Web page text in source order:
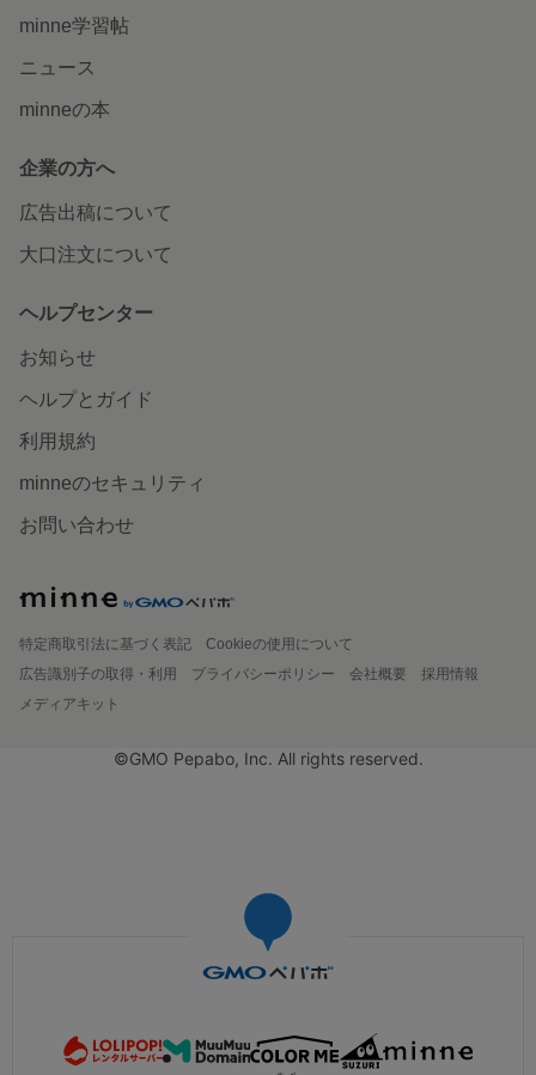
minne学習帖
ニュース
minneの本
企業の方へ
広告出稿について
大口注文について
ヘルプセンター
お知らせ
ヘルプとガイド
利用規約
minneのセキュリティ
お問い合わせ
特定商取引法に基づく表記
Cookieの使用について
広告識別子の取得・利用
プライバシーポリシー 会社概要
採用情報
メディアキット
©GMO Pepabo, Inc. All rights reserved.